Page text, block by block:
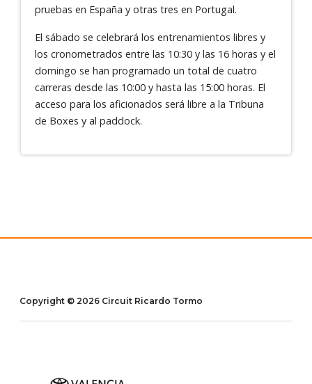
pruebas en España y otras tres en Portugal.
El sábado se celebrará los entrenamientos libres y
los cronometrados entre las 10:30 y las 16 horas y el
domingo se han programado un total de cuatro
carreras desde las 10:00 y hasta las 15:00 horas. El
acceso para los aficionados será libre a la Tribuna
de Boxes y al paddock.
Copyright © 2026 Circuit Ricardo Tormo